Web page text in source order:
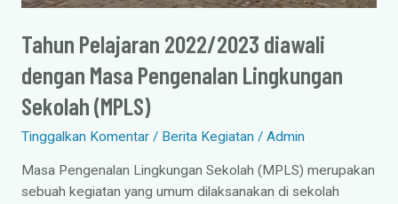
Tahun Pelajaran 2022/2023 diawali
dengan Masa Pengenalan Lingkungan
Sekolah (MPLS)
Tinggalkan Komentar / Berita Kegiatan/ Admin
Masa Pengenalan Lingkungan Sekolah (MPLS) merupakan
sebuah kegiatan yang umum dilaksanakan di sekolah
(MPLS)